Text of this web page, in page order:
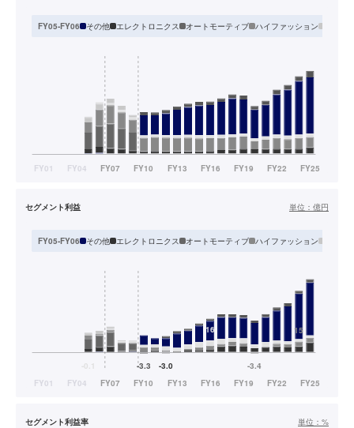
FY05-FY06 その他 エレクトロニクス オートモーティブ ハイファッション
セグメント利益 単位： 億円
FY05-FY06 その他 エレクトロニクス オートモーティブ ハイファッション
セグメント利益率 単位： %